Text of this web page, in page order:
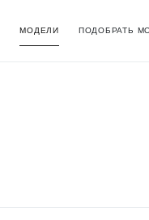
МОДЕЛИ ПОДОБРАТЬ